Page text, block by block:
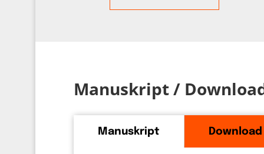
Manuskript /
Manuskript Download